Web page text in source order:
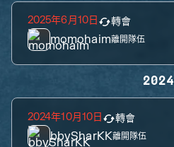
2025年6月10日 轉會
momohaim離開隊伍
2024
2024年10月10日 轉會
bbySharKK離開隊伍